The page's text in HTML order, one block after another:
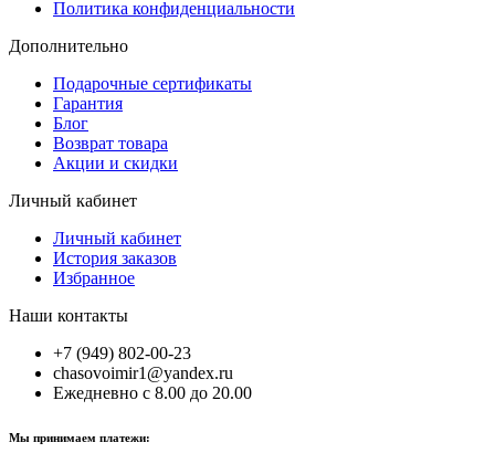
Политика конфиденциальности
Дополнительно
Подарочные сертификаты
Гарантия
Блог
Возврат товара
Акции и скидки
Личный кабинет
Личный кабинет
История заказов
Избранное
Наши контакты
+7 (949) 802-00-23
chasovoimir1@yandex.ru
Ежедневно с 8.00 до 20.00
Мы принимаем платежи: